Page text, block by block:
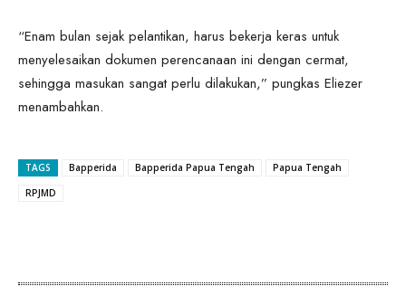
“Enam bulan sejak pelantikan, harus bekerja keras untuk
menyelesaikan dokumen perencanaan ini dengan cermat,
sehingga masukan sangat perlu dilakukan,” pungkas Eliezer
menambahkan.
TAGS Bapperida Bapperida Papua Tengah
Papua Tengah
RPJMD